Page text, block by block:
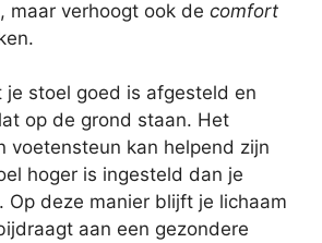
maar verhoogt ook de comfort
je stoel goed is afgesteld en
op de grond staan. Het
voetensteun kan helpend zijn
hoger is ingesteld dan je
Op deze manier blijft je lichaam
aan een gezondere